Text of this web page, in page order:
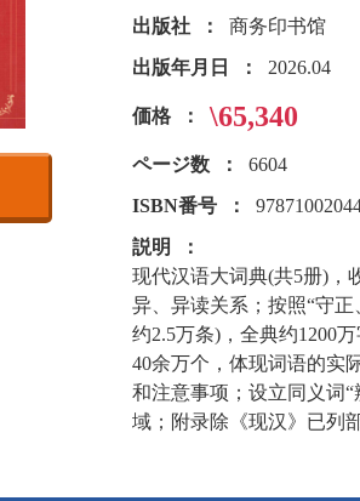
出版社
商务印书馆
出版年月日
2026.04
価格 \65,340
ページ数
6604
ISBN番号
説明
现代汉语大词典(共5册)，
异、异读关系；按照“守
约2.5万条)，全典约1200
40余万个，体现词语的实
和注意事项；设立同义词
域；附录除《现汉》已列